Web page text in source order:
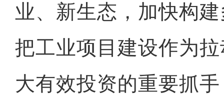
业、新生态，加快构
把工业项目建设作为
大有效投资的重要抓